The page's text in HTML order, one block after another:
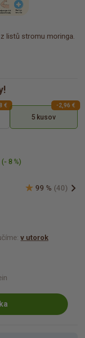
listů stromu moringa.
€
5 kusov
-2,96 €
99 % (40)
(- 8 %)
v utorok